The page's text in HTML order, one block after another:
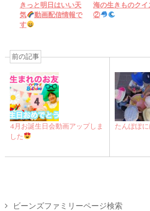
きっと明日はいい天
気
動画配信情報で
す
海の生きものクイ
②
前の記事
4月お誕生日会動画アップしま
した
たんぽぽ
ビーンズファミリーページ検索